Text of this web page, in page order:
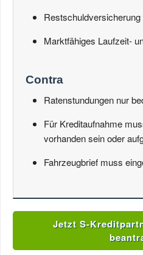
Marktfähiges Laufzeit-
Contra
Ratenstundungen nur
Für Kreditaufnahme
vorhanden sein oder
Fahrzeugbrief muss
Jetzt S-